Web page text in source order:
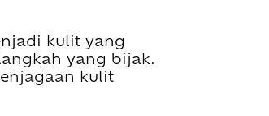
kulit yang
yang bijak.
kulit